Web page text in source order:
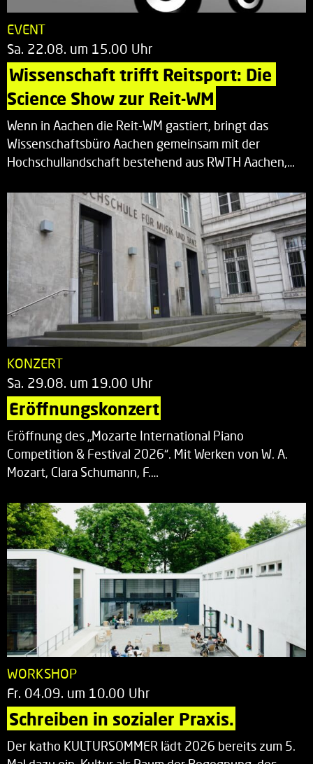
EVENT
Sa. 22.08. um 15.00 Uhr
Wissenschaft trifft Reitsport: Die
Science Show zur Reit-WM
Wenn in Aachen die Reit-WM gastiert, bringt das
Wissenschaftsbüro Aachen gemeinsam mit der
Hochschullandschaft bestehend aus RWTH Aachen,…
KONZERT
Sa. 29.08. um 19.00 Uhr
Eröffnungskonzert
Eröffnung des „Mozarte International Piano
Competition & Festival 2026“. Mit Werken von W. A.
Mozart, Clara Schumann, F.…
WORKSHOP
Fr. 04.09. um 10.00 Uhr
Schreiben in sozialer Praxis.
Der katho KULTURSOMMER lädt 2026 bereits zum 5.